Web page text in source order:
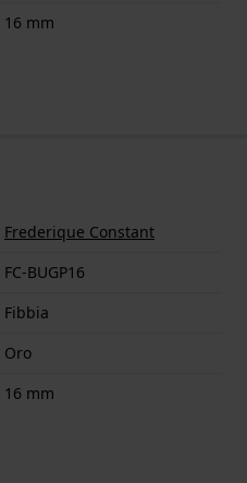
16 mm
Frederique Constant
FC-BUGP16
Fibbia
Oro
16 mm